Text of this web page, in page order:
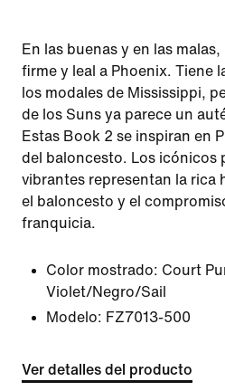
En las buenas y en las
firme y leal a Phoenix. Tiene
los modales de Mississippi,
de los Suns ya parece un
Estas Book 2 se inspiran en
del baloncesto. Los icónicos
vibrantes representan la rica
el baloncesto y el
franquicia.
Color mostrado: Court
Violet/Negro/Sail
Modelo: FZ7013-500
Ver detalles del producto